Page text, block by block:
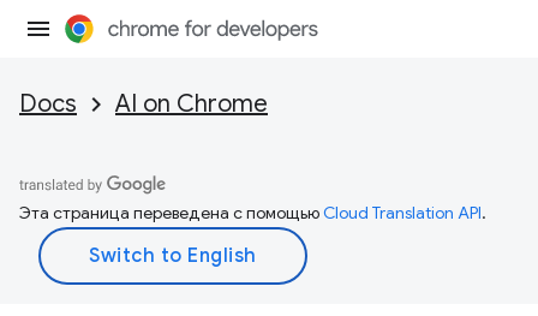
Docs AI on Chrome
Эта страница переведена с помощьюCloud Translation API.